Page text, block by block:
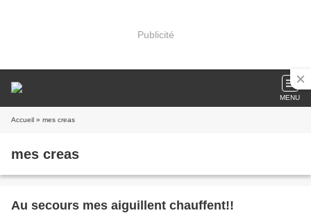
Publicité
MENU
Accueil » mes creas
mes creas
Au secours mes aiguillent chauffent!!